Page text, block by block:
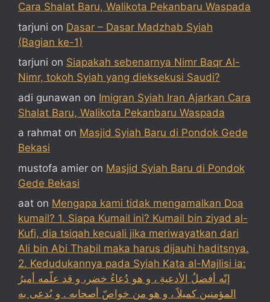
Cara Shalat Baru, Walikota Pekanbaru Waspada
tarjuni on Dasar – Dasar Madzhab Syiah
(Bagian ke-1)
tarjuni on Siapakah sebenarnya Nimr Baqr Al-
Nimr, tokoh Syiah yang dieksekusi Saudi?
adi gunawan on Imigran Syiah Iran Ajarkan Cara
Shalat Baru, Walikota Pekanbaru Waspada
a rahmat on Masjid Syiah Baru di Pondok Gede
Bekasi
mustofa amier on Masjid Syiah Baru di Pondok
Gede Bekasi
aat on Mengapa kami tidak mengamalkan Doa
kumail? 1. Siapa Kumail ini? Kumail bin ziyad al-
Kufi, dia tsiqah kecuali jika meriwayatkan dari
Ali bin Abi Thabil maka harus dijauhi haditsnya.
2. Kedudukannya pada Syiah Kata al-Majlisi ia:
إنّه أفضلُ الأدعيةِ ، و هو دُعاءُ خضر، و قد علّمه أميرُ
المؤمنين كميلاً ، و هو من خواصّ أصحابه . و يُدعى به